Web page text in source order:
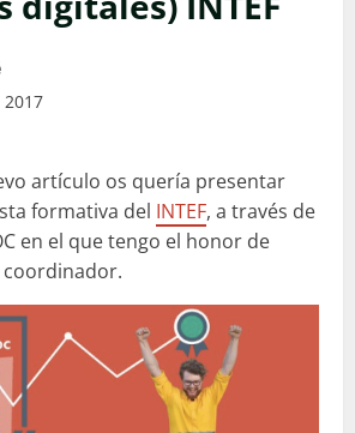
artículo os quería presentar
formativa del INTEF, a través de
en el que tengo el honor de